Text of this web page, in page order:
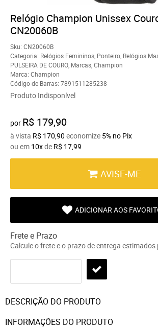
Relógio Champion Unissex
CN20060B
Sku: CN20060B
Categoria: Relógios Femininos Ponteiro Relógios
PULSEIRA DE COURO Marcas Champion
Marca: Champion
Código de Barras: 7891511285238
Produto Indisponível
por R$ 179,90
à vista R$ 170,90 economize 5% no Pix
ou em 10xde R$ 17,99
AVISE-ME
ADICIONAR AOS
Frete e Prazo
Calcule o frete e o prazo de entrega
DESCRIÇÃO DO PRODUTO
INFORMAÇÕES DO PRODUTO